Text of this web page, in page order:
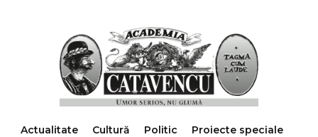
Actualitate Cultură Politic
Proiecte speciale